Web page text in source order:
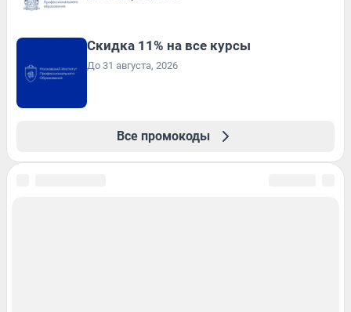
Скидка 11% на все курсы
До 31 августа, 2026
Все промокоды